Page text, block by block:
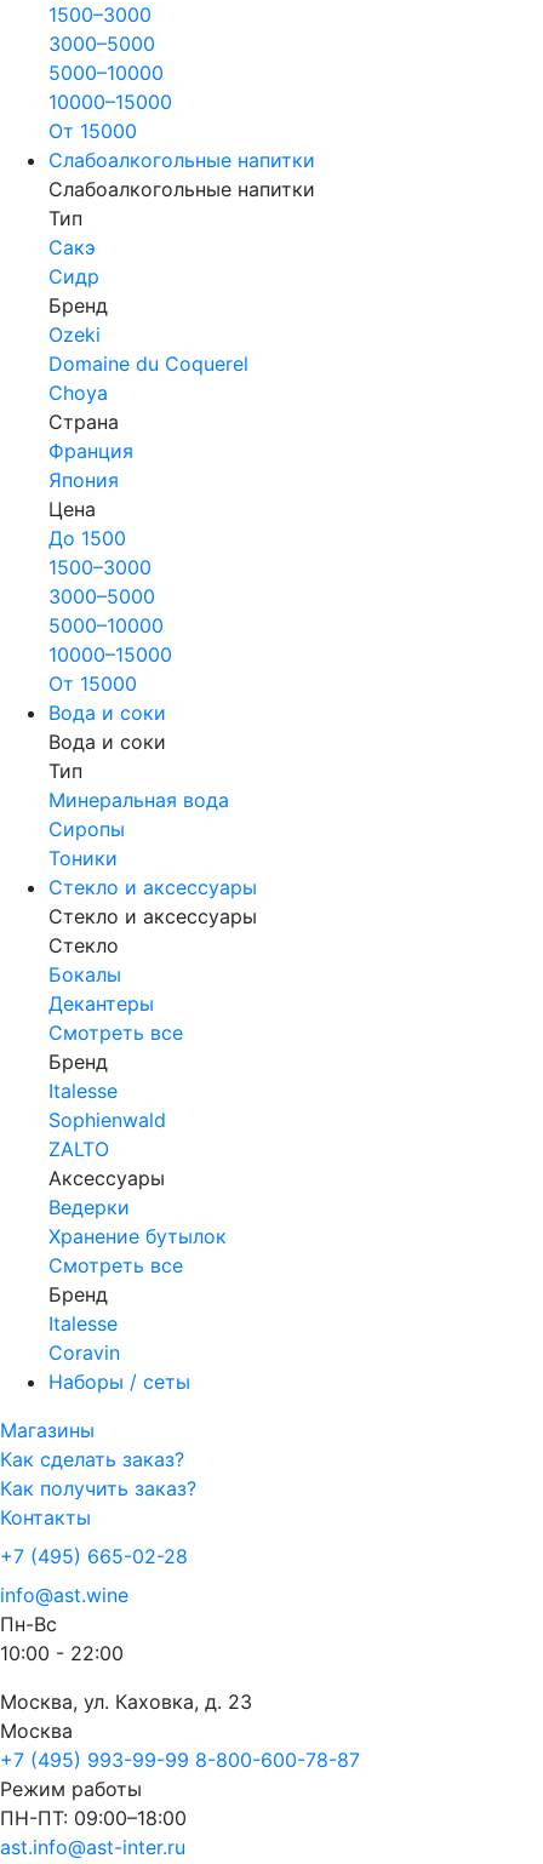
1500–3000
3000–5000
5000–10000
10000–15000
От 15000
Слабоалкогольные напитки
Слабоалкогольные напитки
Тип
Сакэ
Сидр
Бренд
Ozeki
Domaine du Coquerel
Choya
Страна
Франция
Япония
Цена
До 1500
1500–3000
3000–5000
5000–10000
10000–15000
От 15000
Вода и соки
Вода и соки
Тип
Минеральная вода
Сиропы
Тоники
Стекло и аксессуары
Стекло и аксессуары
Стекло
Бокалы
Декантеры
Смотреть все
Бренд
Italesse
Sophienwald
ZALTO
Аксессуары
Ведерки
Хранение бутылок
Смотреть все
Бренд
Italesse
Coravin
Наборы / сеты
Магазины
Как сделать заказ?
Как получить заказ?
Контакты
+7 (495) 665-02-28
info@ast.wine
Пн-Вс
10:00 - 22:00
Москва, ул. Каховка, д. 23
Москва
+7 (495) 993-99-99 8-800-600-78-87
Режим работы
ПН-ПТ: 09:00–18:00
ast.info@ast-inter.ru